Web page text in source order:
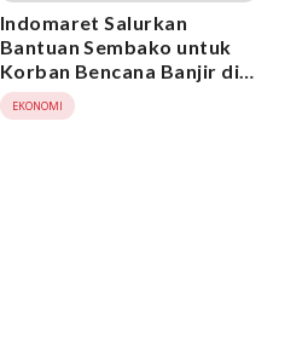
Indomaret Salurkan
Bantuan Sembako untuk
Korban Bencana Banjir di
Sumatera Utara
EKONOMI